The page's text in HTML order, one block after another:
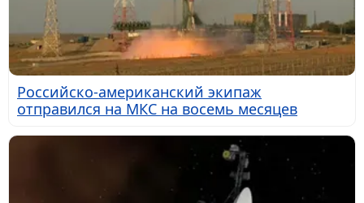
Российско-американский экипаж
отправился на МКС на восемь месяцев